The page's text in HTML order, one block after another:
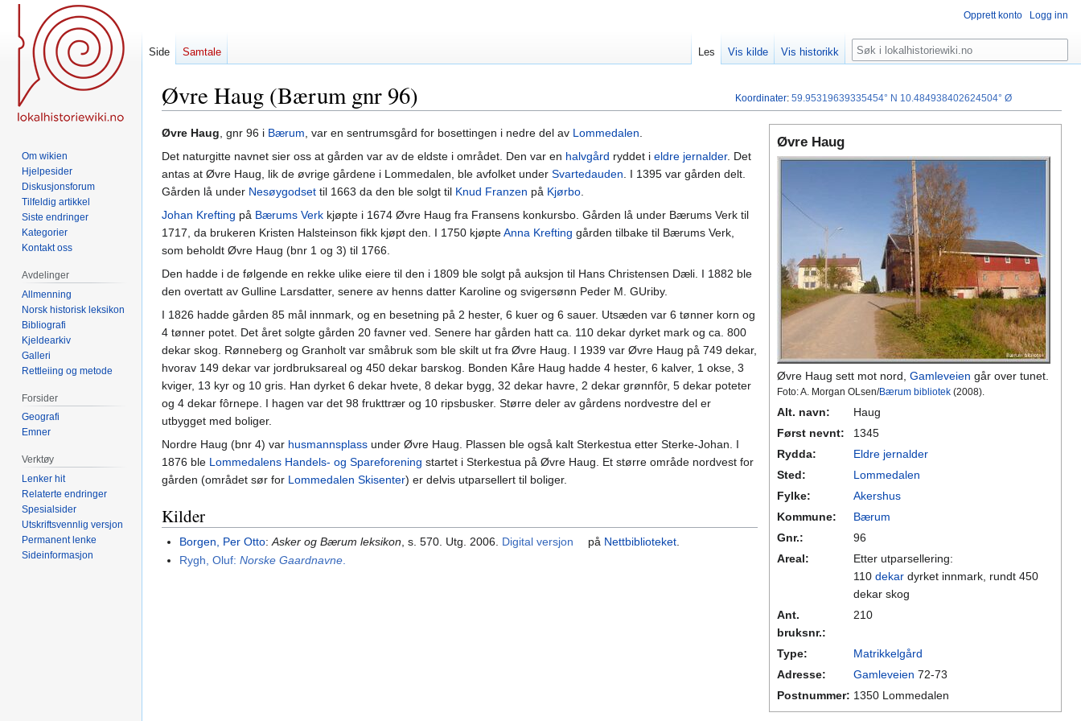
Øvre Haug (Bærum gnr 96)
Hopp
til
navigering
Hopp
til
søk
Øvre Haug
Øvre Haug sett mot nord, Gamleveien går over tunet.
Foto: A. Morgan OLsen/Bærum bibliotek (2008).
Alt. navn:
Haug
Først nevnt:
1345
Rydda:
Eldre jernalder
Sted:
Lommedalen
Fylke:
Akershus
Kommune:
Bærum
Gnr.:
96
Areal:
Etter utparsellering:
110 dekar dyrket innmark, rundt 450
dekar skog
Ant.
bruksnr.:
210
Type:
Matrikkelgård
Adresse:
Gamleveien 72-73
Postnummer: 1350 Lommedalen
Øvre Haug, gnr 96 i Bærum, var en sentrumsgård for bosettingen i nedre del av Lommedalen.
Det naturgitte navnet sier oss at gården var av de eldste i området. Den var en halvgård ryddet i eldre jernalder. Det
antas at Øvre Haug, lik de øvrige gårdene i Lommedalen, ble avfolket under Svartedauden. I 1395 var gården delt.
Gården lå under Nesøygodset til 1663 da den ble solgt til Knud Franzen på Kjørbo.
Johan Krefting på Bærums Verk kjøpte i 1674 Øvre Haug fra Fransens konkursbo. Gården lå under Bærums Verk til
1717, da brukeren Kristen Halsteinson fikk kjøpt den. I 1750 kjøpteAnna Krefting gården tilbake til Bærums Verk,
som beholdt Øvre Haug (bnr 1 og 3) til 1766.
Den hadde i de følgende en rekke ulike eiere til den i 1809 ble solgt på auksjon til Hans Christensen Dæli. I 1882 ble
den overtatt av Gulline Larsdatter, senere av henns datter Karoline og svigersønn Peder M. GUriby.
I 1826 hadde gården 85 mål innmark, og en besetning på 2 hester, 6 kuer og 6 sauer. Utsæden var 6 tønner korn og
4 tønner potet. Det året solgte gården 20 favner ved. Senere har gården hatt ca. 110 dekar dyrket mark og ca. 800
dekar skog. Rønneberg og Granholt var småbruk som ble skilt ut fra Øvre Haug. I 1939 var Øvre Haug på 749 dekar,
hvorav 149 dekar var jordbruksareal og 450 dekar barskog. Bonden Kåre Haug hadde 4 hester, 6 kalver, 1 okse, 3
kviger, 13 kyr og 10 gris. Han dyrket 6 dekar hvete, 8 dekar bygg, 32 dekar havre, 2 dekar grønnfôr, 5 dekar poteter
og 4 dekar fôrnepe. I hagen var det 98 frukttrær og 10 ripsbusker. Større deler av gårdens nordvestre del er
utbygget med boliger.
Nordre Haug (bnr 4) var husmannsplass under Øvre Haug. Plassen ble også kalt Sterkestua etter Sterke-Johan. I
1876 ble Lommedalens Handels- og Spareforening startet i Sterkestua på Øvre Haug. Et større område nordvest for
gården (området sør for Lommedalen Skisenter) er delvis utparsellert til boliger.
Kilder
Borgen, Per Otto:Asker og Bærum leksikon , s. 570. Utg. 2006. Digital versjon på Nettbiblioteket
Rygh, Oluf:Norske Gaardnavne
Koordinater:59.95319639335454° N 10.484938402624504° Ø
Opprett konto Logg inn
Side Samtale Les Vis kilde Vis historikk Søk
Om wikien
Hjelpesider
Diskusjonsforum
Tilfeldig artikkel
Siste endringer
Kategorier
Kontakt oss
Avdelinger
Allmenning
Norsk historisk leksikon
Bibliografi
Kjeldearkiv
Galleri
Rettleiing og metode
Forsider
Geografi
Emner
Verktøy
Lenker hit
Relaterte endringer
Spesialsider
Utskriftsvennlig versjon
Permanent lenke
Sideinformasjon